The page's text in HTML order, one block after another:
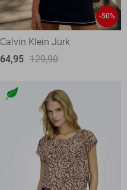
-50%
Calvin Klein Jurk
64,95 129,90